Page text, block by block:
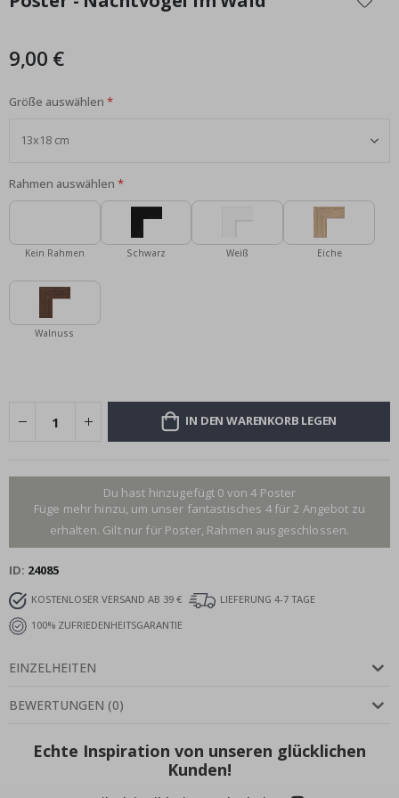
der
9,00 €
Größe auswählen
Rahmen auswählen
Kein Rahmen Schwarz Weiß Eiche
Walnuss
IN DEN WARENKORB LEGEN
Du hast hinzugefügt 0 von 4 Poster
Füge mehr hinzu, um unser fantastisches 4 für 2 Angebot zu
erhalten. Gilt nur für Poster, Rahmen ausgeschlossen.
ID 24085
KOSTENLOSER VERSAND AB 39 €
LIEFERUNG 4-7 TAGE
100% ZUFRIEDENHEITSGARANTIE
EINZELHEITEN
BEWERTUNGEN (0)
Echte Inspiration von unseren glücklichen
Kunden!